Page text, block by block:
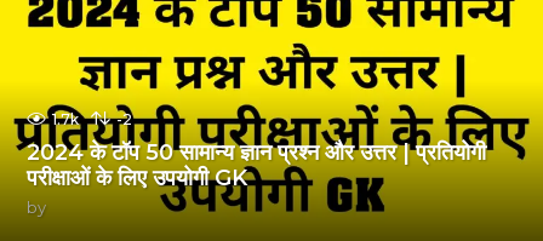
1.7k -2
2024 के टॉप 50 सामान्य ज्ञान प्रश्न और उत्तर | प्रतियोगी
परीक्षाओं के लिए उपयोगी GK
by